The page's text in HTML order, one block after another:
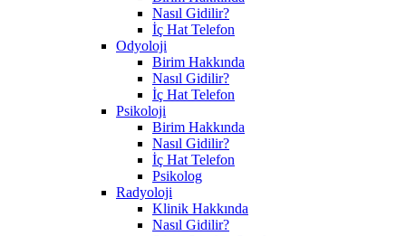
Nasıl Gidilir?
İç Hat Telefon
Odyoloji
Birim Hakkında
Nasıl Gidilir?
İç Hat Telefon
Psikoloji
Birim Hakkında
Nasıl Gidilir?
İç Hat Telefon
Psikolog
Radyoloji
Klinik Hakkında
Nasıl Gidilir?